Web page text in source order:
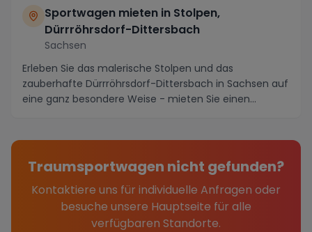
Sportwagen mieten in Stolpen,
Dürrröhrsdorf-Dittersbach
Sachsen
Erleben Sie das malerische Stolpen und das
zauberhafte Dürrröhrsdorf-Dittersbach in Sachsen auf
eine ganz besondere Weise - mieten Sie einen
Traumsportwagen nicht gefunden?
Kontaktiere uns für individuelle Anfragen oder
besuche unsere Hauptseite für alle
verfügbaren Standorte.